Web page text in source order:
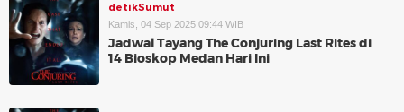
detikSumut
Kamis, 04 Sep 2025 09:44 WIB
Jadwal Tayang The Conjuring Last Rites di
14 Bioskop Medan Hari Ini